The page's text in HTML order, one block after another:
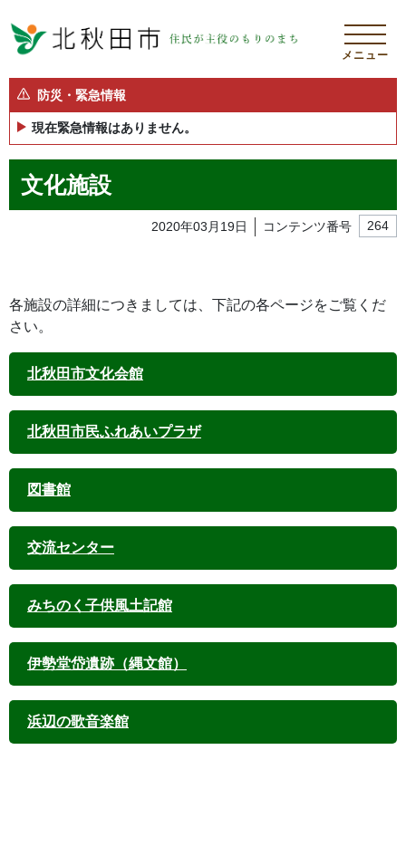
メニュー
防災・緊急情報
現在緊急情報はありません。
文化施設
2020年03月19日 コンテンツ番号 264
各施設の詳細につきましては、下記の各ページをご覧くだ
さい。
北秋田市文化会館
北秋田市民ふれあいプラザ
図書館
交流センター
みちのく子供風土記館
伊勢堂岱遺跡（縄文館）
浜辺の歌音楽館